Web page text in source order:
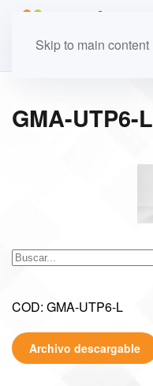
Skip to main content
GMA-UTP6-L
COD: GMA-UTP6-L
Archivo descargable